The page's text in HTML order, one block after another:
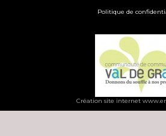
Politique de
Création site internet